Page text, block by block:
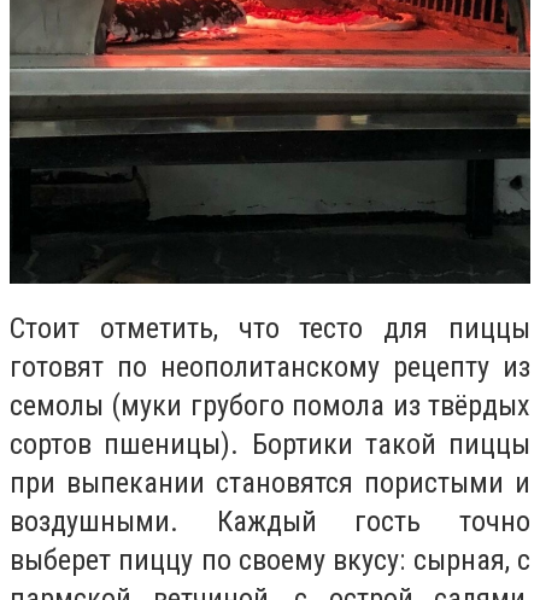
Стоит отметить, что тесто для пиццы
готовят по неополитанскому рецепту из
семолы (муки грубого помола из твёрдых
сортов пшеницы). Бортики такой пиццы
при выпекании становятся пористыми и
воздушными. Каждый гость точно
выберет пиццу по своему вкусу: сырная, с